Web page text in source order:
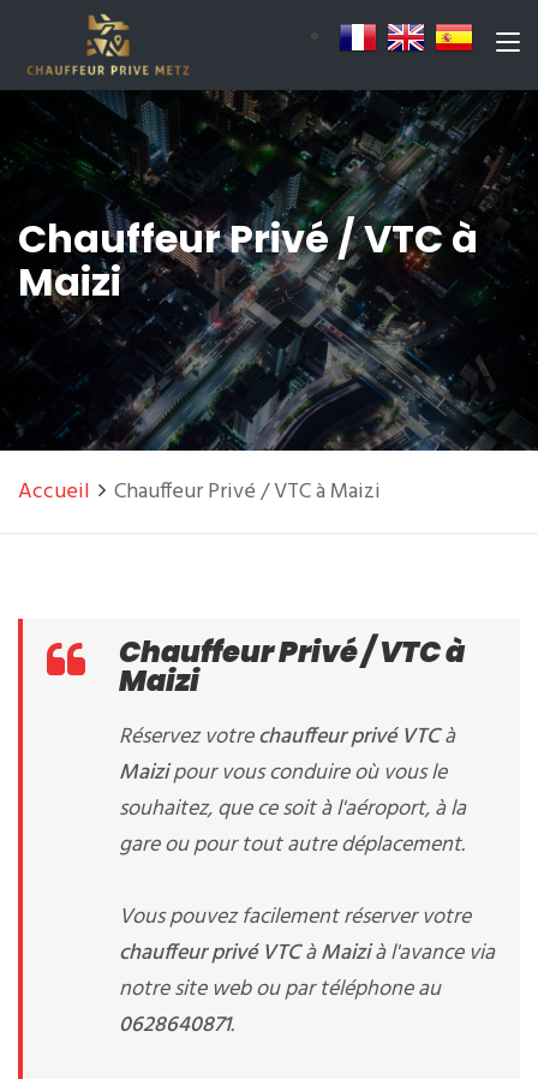
Chauffeur Privé / VTC à
Maizi
Accueil Chauffeur Privé / VTC à Maizi
Chauffeur Privé / VTC à
Maizi
Réservez votrechauffeur privé VTCà
Maizipour vous conduire où vous le
souhaitez, que ce soit à l'aéroport, à la
gare ou pour tout autre déplacement.
Vous pouvez facilement réserver votre
chauffeur privé VTCàMaizià l'avance via
notre site web ou par téléphone au
0628640871.